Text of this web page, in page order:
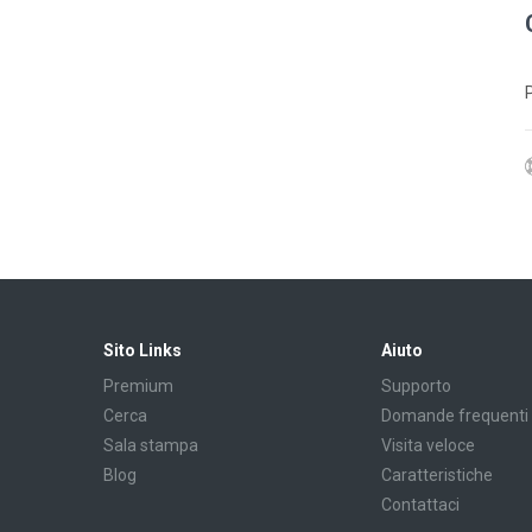
Sito Links
Premium
Cerca
Sala stampa
Blog
Aiuto
Supporto
Domande frequenti
Visita veloce
Caratteristiche
Contattaci